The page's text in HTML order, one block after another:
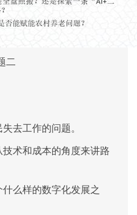
二
去工作的问题。
术和成本的角度来讲路
么样的数字化发展之